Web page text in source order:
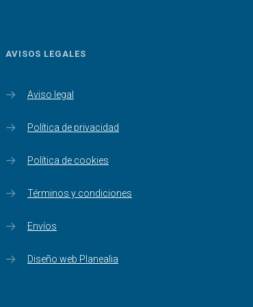
AVISOS LEGALES
Aviso legal
Política de privacidad
Política de cookies
Términos y condiciones
Envíos
Diseño web Planealia